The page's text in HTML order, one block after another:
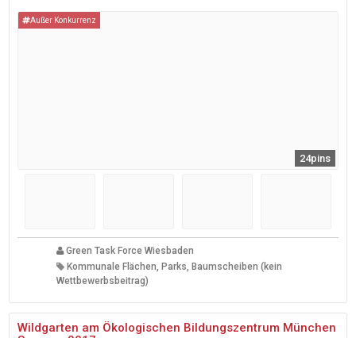
Außer Konkurrenz
24pins
Green Task Force Wiesbaden
Kommunale Flächen, Parks, Baumscheiben (kein
Wettbewerbsbeitrag)
Wildgarten am Ökologischen Bildungszentrum München